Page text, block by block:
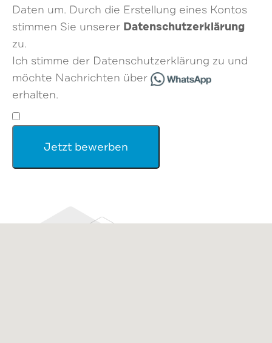
Daten um. Durch die Erstellung eines Kontos
stimmen Sie unserer Datenschutzerklärung
zu.
Ich stimme der Datenschutzerklärung zu und
möchte Nachrichten über
erhalten.
Jetzt bewerben